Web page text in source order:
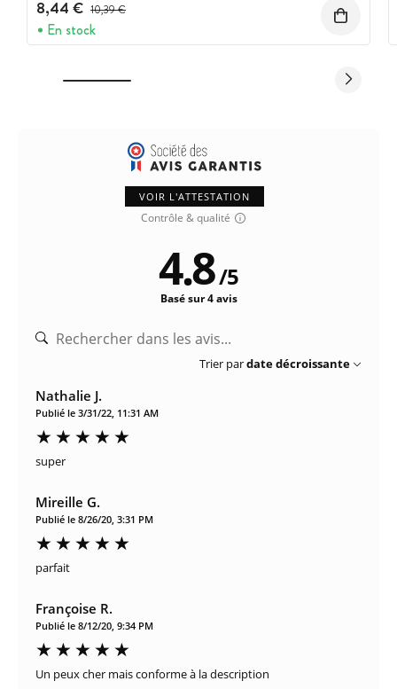
8,44 € Prix avant réduction :
10,39 €
En stock
VOIR L'ATTESTATION
Contrôle & qualité
4.8/5
Basé sur 4 avis
Trier pardate décroissante
Nathalie J.
Publié le 3/31/22, 11:31 AM
super
Mireille G.
Publié le 8/26/20, 3:31 PM
parfait
Françoise R.
Publié le 8/12/20, 9:34 PM
Un peux cher mais conforme à la description